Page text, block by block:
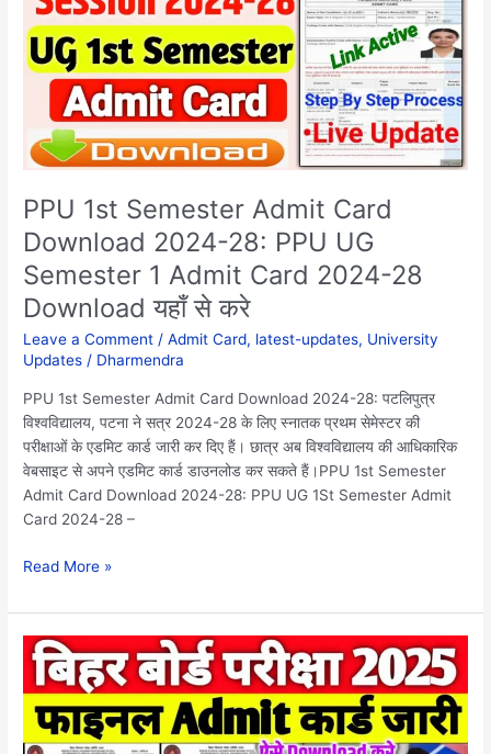
PPU 1st Semester Admit Card
Download 2024-28: PPU UG
Semester 1 Admit Card 2024-28
Download यहाँ से करे
Leave a Comment /Admit Card, latest-updates, University
Updates / Dharmendra
PPU 1st Semester Admit Card Download 2024-28: पटलिपुत्र
विश्वविद्यालय, पटना ने सत्र 2024-28 के लिए स्नातक प्रथम सेमेस्टर की
परीक्षाओं के एडमिट कार्ड जारी कर दिए हैं। छात्र अब विश्वविद्यालय की आधिकारिक
वेबसाइट से अपने एडमिट कार्ड डाउनलोड कर सकते हैं।PPU 1st Semester
Admit Card Download 2024-28: PPU UG 1St Semester Admit
Card 2024-28 –
Card
Download
2024-
PPU
UG
Semester
1
Admit
Card
2024-
Download
यहाँ
से
करे
Read More »
Bihar
Board
10th
12th
final